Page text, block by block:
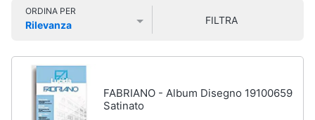
Videogiochi
e
musica
Clima
ORDINA PER
Rilevanza
FILTRA
FABRIANO - Album Disegno 19100659
Satinato